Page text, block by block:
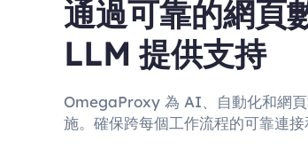
通過可靠的網頁
LLM 提供支持
OmegaProxy 為 AI、自動化和網
施。確保跨每個工作流程的可靠連